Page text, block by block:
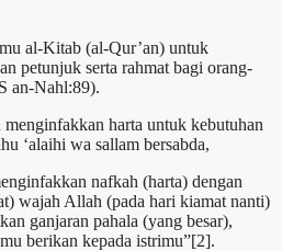
al-Kitab (al-Qur’an) untuk
petunjuk serta rahmat bagi orang-
an-Nahl:89).
harta untuk kebutuhan
‘alaihi wa sallam bersabda,
nafkah (harta) dengan
wajah Allah (pada hari kiamat nanti)
ganjaran pahala (yang besar),
berikan kepada istrimu”[2].